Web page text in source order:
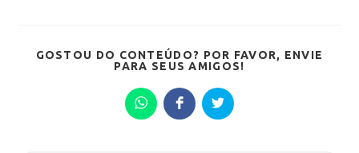
GOSTOU DO CONTEÚDO? POR FAVOR, ENVIE
PARA SEUS AMIGOS! SHARE
Opens
in
Opens
in
Opens
in